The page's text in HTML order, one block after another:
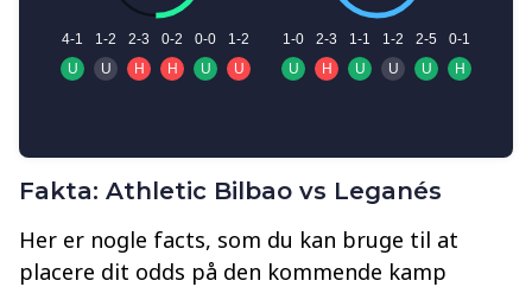
Fakta: Athletic Bilbao vs Leganés
Her er nogle facts, som du kan bruge til at
placere dit odds på den kommende kamp